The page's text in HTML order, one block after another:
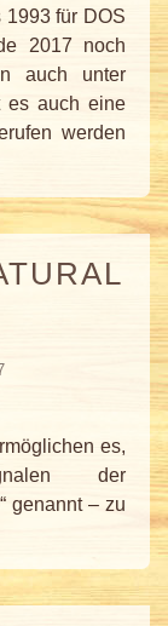
1993 für DOS
2017 noch
auch unter
es auch eine
werden
es,
der
genannt – zu